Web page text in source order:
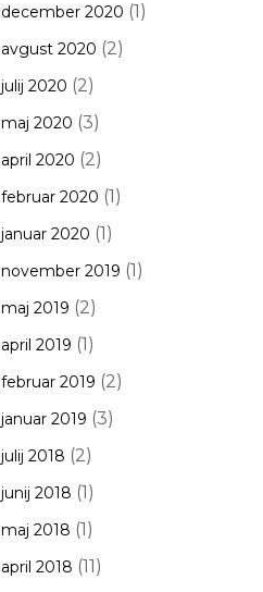
december 2020 (1)
avgust 2020 (2)
julij 2020 (2)
maj 2020 (3)
april 2020 (2)
februar 2020 (1)
januar 2020 (1)
november 2019 (1)
maj 2019 (2)
april 2019 (1)
februar 2019 (2)
januar 2019 (3)
julij 2018 (2)
junij 2018 (1)
maj 2018 (1)
april 2018 (11)